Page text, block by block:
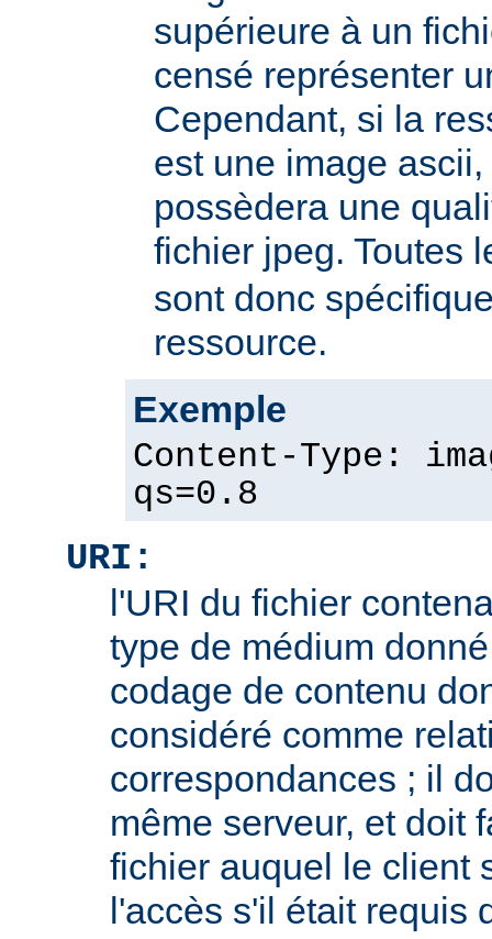
supérieure à un
censé représenter
Cependant, si la
est une image
possèdera une
fichier jpeg. Toutes
sont donc
ressource.
Exemple
Content-Type:
qs=0.8
URI:
l'URI du fichier
type de médium
codage de contenu
considéré comme
correspondances ; il
même serveur, et doit
fichier auquel le client
l'accès s'il était requis